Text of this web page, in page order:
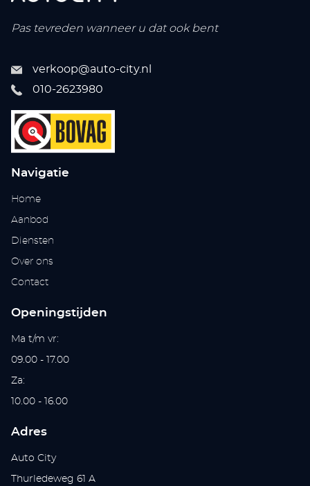
Pas tevreden wanneer u dat ook bent
verkoop@auto-city.nl
010-2623980
Navigatie
Home
Aanbod
Diensten
Over ons
Contact
Openingstijden
Ma t/m vr:
09.00 - 17.00
Za:
10.00 - 16.00
Adres
Auto City
Thurledeweg 61 A